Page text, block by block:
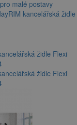
malé postavy
RIM kancelářská židle